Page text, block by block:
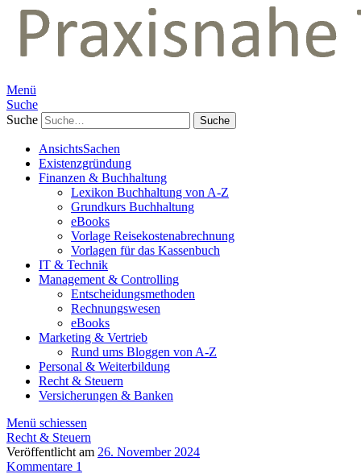
Menü
Suche
Suche
AnsichtsSachen
Existenzgründung
Finanzen & Buchhaltung
Lexikon Buchhaltung von A-Z
Grundkurs Buchhaltung
eBooks
Vorlage Reisekostenabrechnung
Vorlagen für das Kassenbuch
IT & Technik
Management & Controlling
Entscheidungsmethoden
Rechnungswesen
eBooks
Marketing & Vertrieb
Rund ums Bloggen von A-Z
Personal & Weiterbildung
Recht & Steuern
Versicherungen & Banken
Menü schiessen
Recht & Steuern
Veröffentlicht am 26. November 2024
Kommentare 1